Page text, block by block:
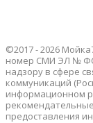
©2017 - 2026
номер СМИ ЭЛ № ФС
надзору в сфере
коммуникаций
информационном
предоставления